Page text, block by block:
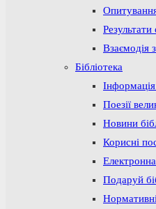
Взаємодія
Бібліотека
Поезії
Новини
Корисні
Електронна
Подаруй